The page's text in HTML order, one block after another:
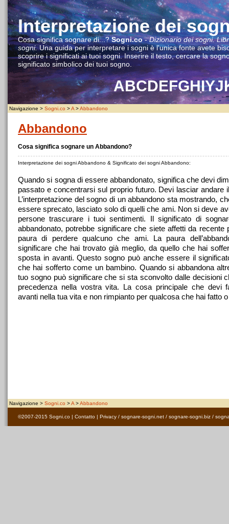
Interpretazione dei
Cosa significa sognare di...?Sogni.co-Dizionario dei sogni.
sogni.Una guida per interpretare i sogni è l'unica fonte avete
scoprire i significati ai tuoi sogni. Inserire il testo, cercare la
significato simbolico dei tuoi sogno.
ABCDEFGHIYJ
Navigazione > Sogni.co >A >Abbandono
Abbandono
Cosa significa sognare un Abbandono?
Interpretazione dei sogni Abbandono & Significato dei sogni Abbandono:
Quando si sogna di essere abbandonato, significa che devi
passato e concentrarsi sul proprio futuro. Devi lasciar andare
L’interpretazione del sogno di un abbandono sta mostrando,
essere sprecato, lasciato solo di quelli che ami. Non si deve
persone trascurare i tuoi sentimenti. Il significato di
abbandonato, potrebbe significare che siete affetti da recente
paura di perdere qualcuno che ami. La paura
significare che hai trovato già meglio, da quello che hai
sposta in avanti. Questo sogno può anche essere il
che hai sofferto come un bambino. Quando si abbandona
tuo sogno può significare che si sta sconvolto dalle decisioni
precedenza nella vostra vita. La cosa principale che devi
avanti nella tua vita e non rimpianto per qualcosa che hai fatto
Navigazione > Sogni.co >A >Abbandono
©2007-2015 Sogni.co | Contatto | Privacy / sognare-sogni.net / sognare-sogni.biz /